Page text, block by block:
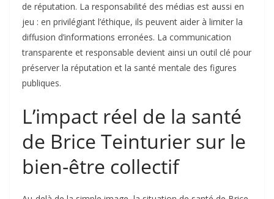
de réputation. La responsabilité des médias est aussi en
jeu : en privilégiant l’éthique, ils peuvent aider à limiter la
diffusion d’informations erronées. La communication
transparente et responsable devient ainsi un outil clé pour
préserver la réputation et la santé mentale des figures
publiques.
L’impact réel de la santé
de Brice Teinturier sur le
bien-être collectif